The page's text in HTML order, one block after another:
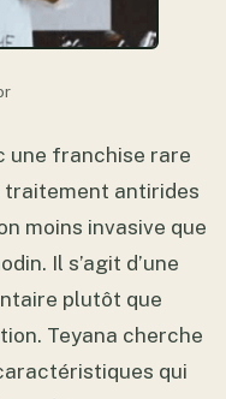
une franchise rare
traitement antirides
moins invasive que
Il s’agit d’une
plutôt que
Teyana cherche
qui